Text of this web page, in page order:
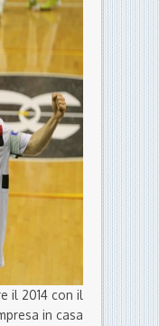
il 2014 con il
in casa